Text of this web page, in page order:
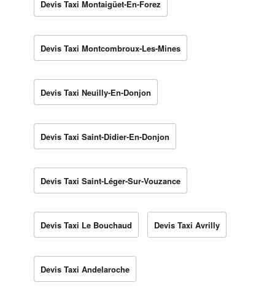
Devis Taxi Montaigüet-En-Forez
Devis Taxi Montcombroux-Les-Mines
Devis Taxi Neuilly-En-Donjon
Devis Taxi Saint-Didier-En-Donjon
Devis Taxi Saint-Léger-Sur-Vouzance
Devis Taxi Le Bouchaud Devis Taxi Avrilly
Devis Taxi Andelaroche